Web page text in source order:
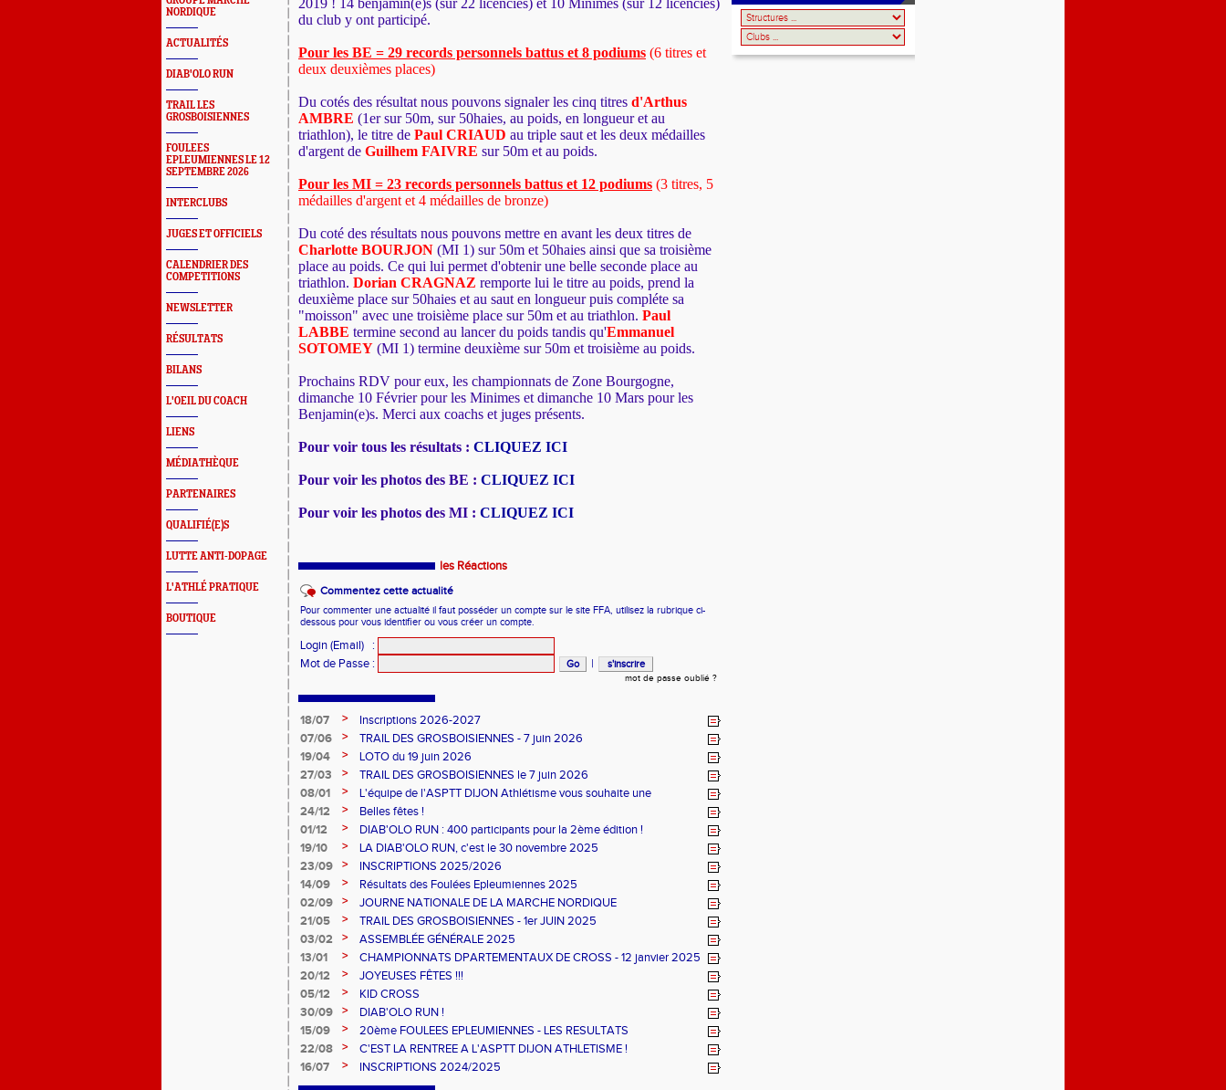
NORDIQUE
ACTUALITÉS
DIAB'OLO RUN
TRAIL LES
GROSBOISIENNES
FOULEES
EPLEUMIENNES LE 12
SEPTEMBRE 2026
INTERCLUBS
JUGES ET OFFICIELS
CALENDRIER DES
COMPETITIONS
NEWSLETTER
RÉSULTATS
BILANS
L'OEIL DU COACH
LIENS
MÉDIATHÈQUE
PARTENAIRES
QUALIFIÉ(E)S
LUTTE ANTI-DOPAGE
L'ATHLÉ PRATIQUE
BOUTIQUE
2019 ! 14 benjamin(e)s (sur 22 licenciés) et 10 Minimes (sur 12 licenciés)
du club y ont participé.
Pour les BE = 29 records personnels battus et 8 podiums (6 titres et
deux deuxièmes places)
Du cotés des résultat nous pouvons signaler les cinq titres d'Arthus
AMBRE (1er sur 50m, sur 50haies, au poids, en longueur et au
triathlon), le titre de Paul CRIAUD au triple saut et les deux médailles
d'argent de Guilhem FAIVRE sur 50m et au poids.
Pour les MI = 23 records personnels battus et 12 podiums (3 titres, 5
médailles d'argent et 4 médailles de bronze)
Du coté des résultats nous pouvons mettre en avant les deux titres de
Charlotte BOURJON (MI 1) sur 50m et 50haies ainsi que sa troisième
place au poids. Ce qui lui permet d'obtenir une belle seconde place au
triathlon. Dorian CRAGNAZ remporte lui le titre au poids, prend la
deuxième place sur 50haies et au saut en longueur puis compléte sa
"moisson" avec une troisième place sur 50m et au triathlon. Paul
LABBE termine second au lancer du poids tandis qu'Emmanuel
SOTOMEY (MI 1) termine deuxième sur 50m et troisième au poids.
Prochains RDV pour eux, les championnats de Zone Bourgogne,
dimanche 10 Février pour les Minimes et dimanche 10 Mars pour les
Benjamin(e)s. Merci aux coachs et juges présents.
Pour voir tous les résultats : CLIQUEZ ICI
Pour voir les photos des BE : CLIQUEZ ICI
Pour voir les photos des MI : CLIQUEZ ICI
les Réactions
Commentez cette actualité
Pour commenter une actualité il faut posséder un compte sur le site FFA, utilisez la rubrique ci-
dessous pour vous identifier ou vous créer un compte.
Login (Email)
:
Mot de Passe : |
mot de passe oublié ?
18/07 >
Inscriptions 2026-2027
07/06
>
TRAIL DES GROSBOISIENNES - 7 juin 2026
19/04
>
LOTO du 19 juin 2026
27/03
>
TRAIL DES GROSBOISIENNES le 7 juin 2026
08/01
>
L'équipe de l'ASPTT DIJON Athlétisme vous souhaite une
excellente année !
24/12 >
Belles fêtes !
01/12
>
DIAB'OLO RUN : 400 participants pour la 2ème édition !
19/10
>
LA DIAB'OLO RUN, c'est le 30 novembre 2025
23/09
>
INSCRIPTIONS 2025/2026
14/09
>
Résultats des Foulées Epleumiennes 2025
02/09
>
JOURNE NATIONALE DE LA MARCHE NORDIQUE
21/05
>
TRAIL DES GROSBOISIENNES - 1er JUIN 2025
03/02
>
ASSEMBLÉE GÉNÉRALE 2025
13/01
>
CHAMPIONNATS DPARTEMENTAUX DE CROSS - 12 janvier 2025
20/12
>
JOYEUSES FÊTES !!!
05/12
>
KID CROSS
30/09
>
DIAB'OLO RUN !
15/09
>
20ème FOULEES EPLEUMIENNES - LES RESULTATS
22/08
>
C'EST LA RENTREE A L'ASPTT DIJON ATHLETISME !
16/07
> INSCRIPTIONS 2024/2025